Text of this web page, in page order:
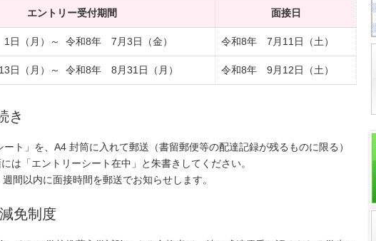
エントリー受付期間 面接日
（月）～ 令和8年 7月3日（金） 令和8年 7月11日（土）
日（月）～ 令和8年 8月31日（月） 令和8年 9月12日（土）
き
ト」を、A4 封筒に入れて郵送（書留郵便等の配達記録が残るものに限る）
は「エントリーシート在中」と朱書きしてください。
間以内に面接時間を郵送でお知らせします。
免制度